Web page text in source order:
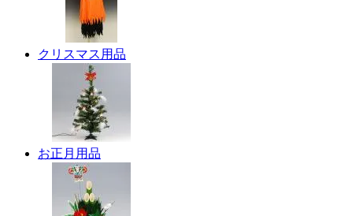
クリスマス用品
お正月用品